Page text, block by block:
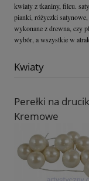
kwiaty z tkaniny, filcu.
pianki, różyczki
wykonane z drewna, czy
wybór, a wszystkie w
Kwiaty
Perełki na
Kremowe